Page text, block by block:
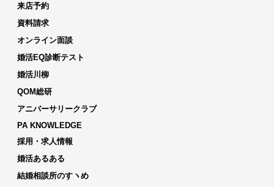
来店予約
資料請求
オンライン面談
婚活EQ診断テスト
婚活川柳
QOM総研
アニバーサリークラブ
PA KNOWLEDGE
採用・求人情報
婚活あるある
結婚相談所のすヽめ